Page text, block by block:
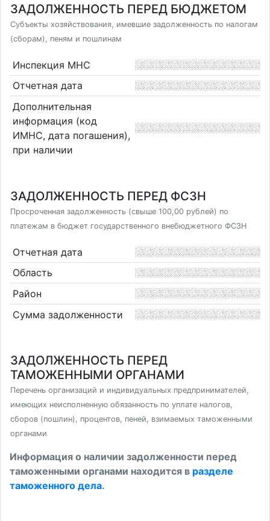
ЗАДОЛЖЕННОСТЬ ПЕРЕД БЮДЖЕТОМ
Субъекты хозяйствования, имевшие задолженность по налогам
(сборам), пеням и пошлинам
Инспекция МНС
Отчетная дата
Дополнительная
информация (код
ИМНС, дата погашения),
при наличии
ЗАДОЛЖЕННОСТЬ ПЕРЕД ФСЗН
Просроченная задолженность (свыше 100,00 рублей) по
платежам в бюджет государственного внебюджетного ФСЗН
Отчетная дата
Область
Район
Сумма задолженности
ЗАДОЛЖЕННОСТЬ ПЕРЕД
ТАМОЖЕННЫМИ ОРГАНАМИ
Перечень организаций и индивидуальных предпринимателей,
имеющих неисполненную обязанность по уплате налогов,
сборов (пошлин), процентов, пеней, взимаемых таможенными
органами
Информация о наличии задолженности перед
таможенными органами находится в разделе
таможенного дела.